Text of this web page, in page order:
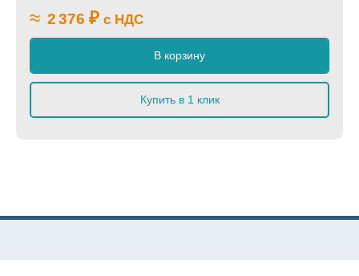
≈ 2 376 ₽ с НДС
В корзину
Купить в 1 клик